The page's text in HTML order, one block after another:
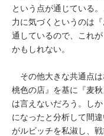
という点が通じている
力に気づくというのは
通しているので、これ
かもしれない。
その他大きな共通点は
桃色の店』を基に『麦
は言えないだろう。し
になったと分析して間
がルビッチを私淑し、